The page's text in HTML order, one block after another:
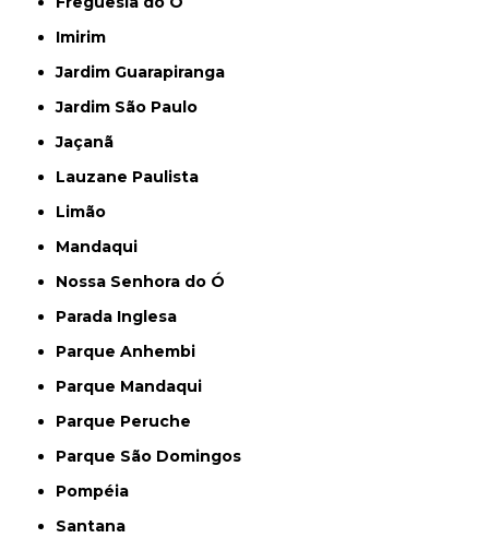
Imirim
Jardim Guarapiranga
Jardim São Paulo
Jaçanã
Lauzane Paulista
Limão
Mandaqui
Nossa Senhora do Ó
Parada Inglesa
Parque Anhembi
Parque Mandaqui
Parque Peruche
Parque São Domingos
Pompéia
Santana